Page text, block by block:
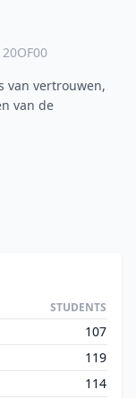
van vertrouwen,
van de
STUDENTS
107
119
114